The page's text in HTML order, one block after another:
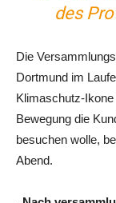
des
Die
Dortmund im
Klimaschutz-
Bewegung die
besuchen wolle,
Abend.